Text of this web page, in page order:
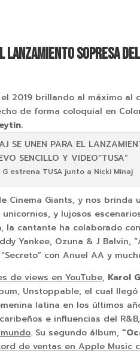
SOPRESA
2019 brillando al máximo
de forma coloquial en
in.
G estrena TUSA junto a Nicki Minaj
Cinema Giants, y nos brinda
y lujosos
la cantante ha colaborado
Yankee, Ozuna & J Balvin,
con Anuel AA y
de views en YouTube, Karol G
Unstoppable, el cual
latina en los últimos
e influencias del
. Su segundo álbum,
de ventas en Apple